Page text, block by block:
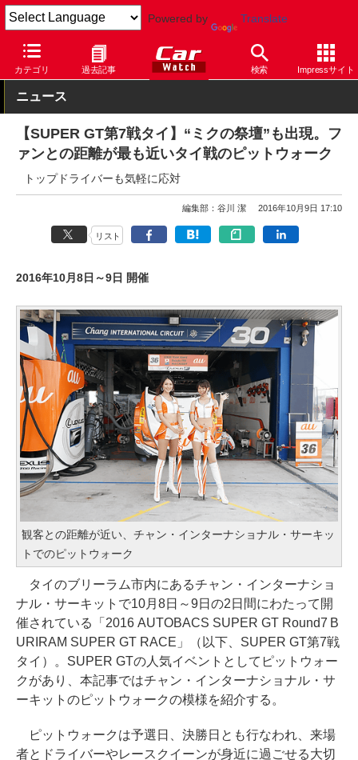
Powered by Translate
カテゴリ 過去記事 検索 Impressサイト
Car Watch モータースポーツ SUPER GT
ニュース
【SUPER GT第7戦タイ】“ミクの祭壇”も出現。フ
ァンとの距離が最も近いタイ戦のピットウォーク
トップドライバーも気軽に応対
編集部：谷川 潔 2016年10月9日 17:10
リスト
2016年10月8日～9日 開催
観客との距離が近い、チャン・インターナショナル・サーキッ
トでのピットウォーク
タイのブリーラム市内にあるチャン・インターナショ
ナル・サーキットで10月8日～9日の2日間にわたって開
催されている「2016 AUTOBACS SUPER GT Round7 B
URIRAM SUPER GT RACE」（以下、SUPER GT第7戦
タイ）。SUPER GTの人気イベントとしてピットウォー
クがあり、本記事ではチャン・インターナショナル・サ
ーキットのピットウォークの模様を紹介する。
ピットウォークは予選日、決勝日とも行なわれ、来場
者とドライバーやレースクイーンが身近に過ごせる大切